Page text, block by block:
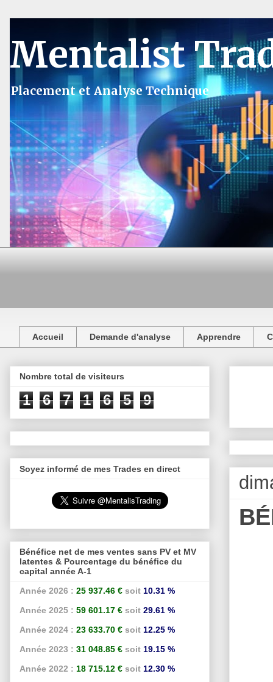
Mentalist
Placement et Analyse Technique
Accueil Demande d'analyse Apprendre
Nombre total de visiteurs
1 6 7 1 6 5 9
Soyez informé de mes Trades en direct
Bénéfice net de mes ventes sans PV et MV
latentes & Pourcentage du bénéfice du
capital année A-1
Année 2026 : 25 937.46 € soit 10.31 %
Année 2025 : 59 601.17 € soit 29.61 %
Année 2024 : 23 633.70 € soit 12.25 %
Année 2023 : 31 048.85 € soit 19.15 %
Année 2022 : 18 715.12 € soit 12.30 %